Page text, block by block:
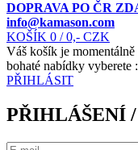
DOPRAVA PO ČR
info@kamason.com
KOŠÍK 0 / 0,- CZK
Váš košík je
bohaté nabídky vyberete
PŘIHLÁSIT
PŘIHLÁŠENÍ